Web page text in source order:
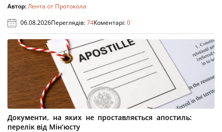
Автор:Лента от Протокола
06.08.2026Переглядів:74Коментарі:0
Документи, на яких не проставляється апостиль:
перелік від Мін’юсту